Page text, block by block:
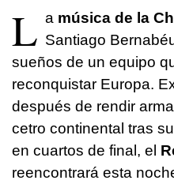
L a música de la
Santiago
sueños de un equipo
reconquistar Europa.
después de rendir
cetro continental tras
en cuartos de final, el
reencontrará esta